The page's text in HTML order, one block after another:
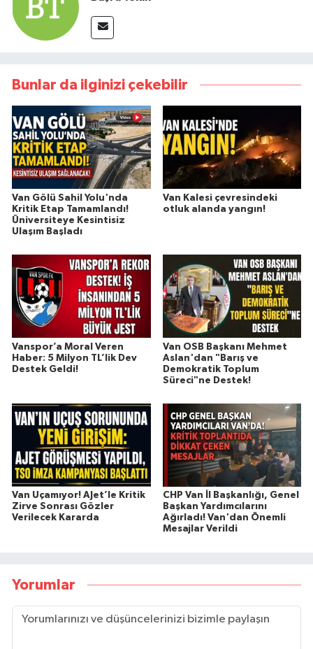
Bunlar da ilginizi çekebilir
Van Gölü Sahil Yolu'nda
Kritik Etap Tamamlandı!
Üniversiteye Kesintisiz
Ulaşım Başladı
Van Kalesi çevresindeki
otluk alanda yangın!
Vanspor’a Moral Veren
Haber: 5 Milyon TL’lik Dev
Destek Geldi!
Van OSB Başkanı Mehmet
Aslan'dan "Barış ve
Demokratik Toplum
Süreci"ne Destek!
Van Uçamıyor! AJet’le Kritik
Zirve Sonrası Gözler
Verilecek Kararda
CHP Van İl Başkanlığı, Genel
Başkan Yardımcılarını
Ağırladı! Van'dan Önemli
Mesajlar Verildi
Yorumlar